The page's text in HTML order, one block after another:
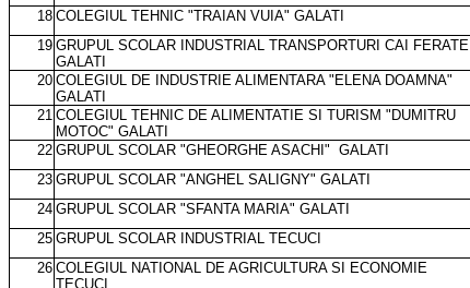
18 COLEGIUL TEHNIC "TRAIAN VUIA" GALATI
19 GRUPUL SCOLAR INDUSTRIAL TRANSPORTURI CAI FERATE
GALATI
20 COLEGIUL DE INDUSTRIE ALIMENTARA "ELENA DOAMNA"
GALATI
21 COLEGIUL TEHNIC DE ALIMENTATIE SI TURISM "DUMITRU
MOTOC" GALATI
22 GRUPUL SCOLAR "GHEORGHE ASACHI" GALATI
23 GRUPUL SCOLAR "ANGHEL SALIGNY" GALATI
24 GRUPUL SCOLAR "SFANTA MARIA" GALATI
25 GRUPUL SCOLAR INDUSTRIAL TECUCI
26 COLEGIUL NATIONAL DE AGRICULTURA SI ECONOMIE
TECUCI